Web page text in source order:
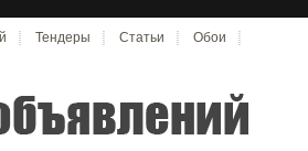
Тендеры Статьи Обои